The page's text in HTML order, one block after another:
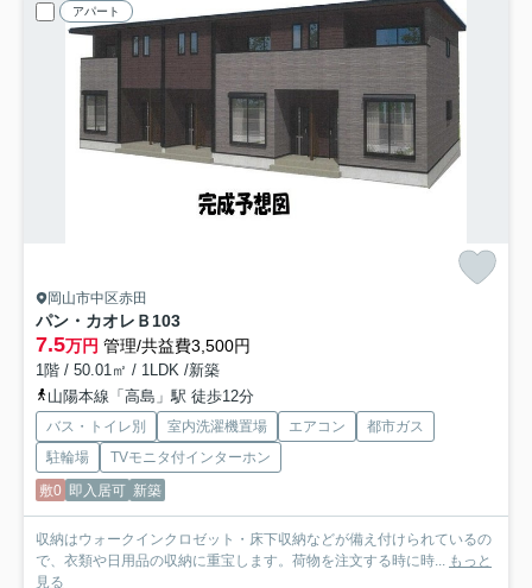
アパート
岡山市中区赤田
パン・カオレＢ103
7.5万円 管理/共益費3,500円
1階 / 50.01㎡ / 1LDK /新築
山陽本線「高島」駅 徒歩12分
バス・トイレ別 室内洗濯機置場 エアコン
都市ガス
駐輪場
TVモニタ付インターホン
敷0 即入居可 新築
収納はウォークインクロゼット・床下収納などが備え付けられているの
で、衣類や日用品の収納に重宝します。荷物を注文する時に時... もっと
見る